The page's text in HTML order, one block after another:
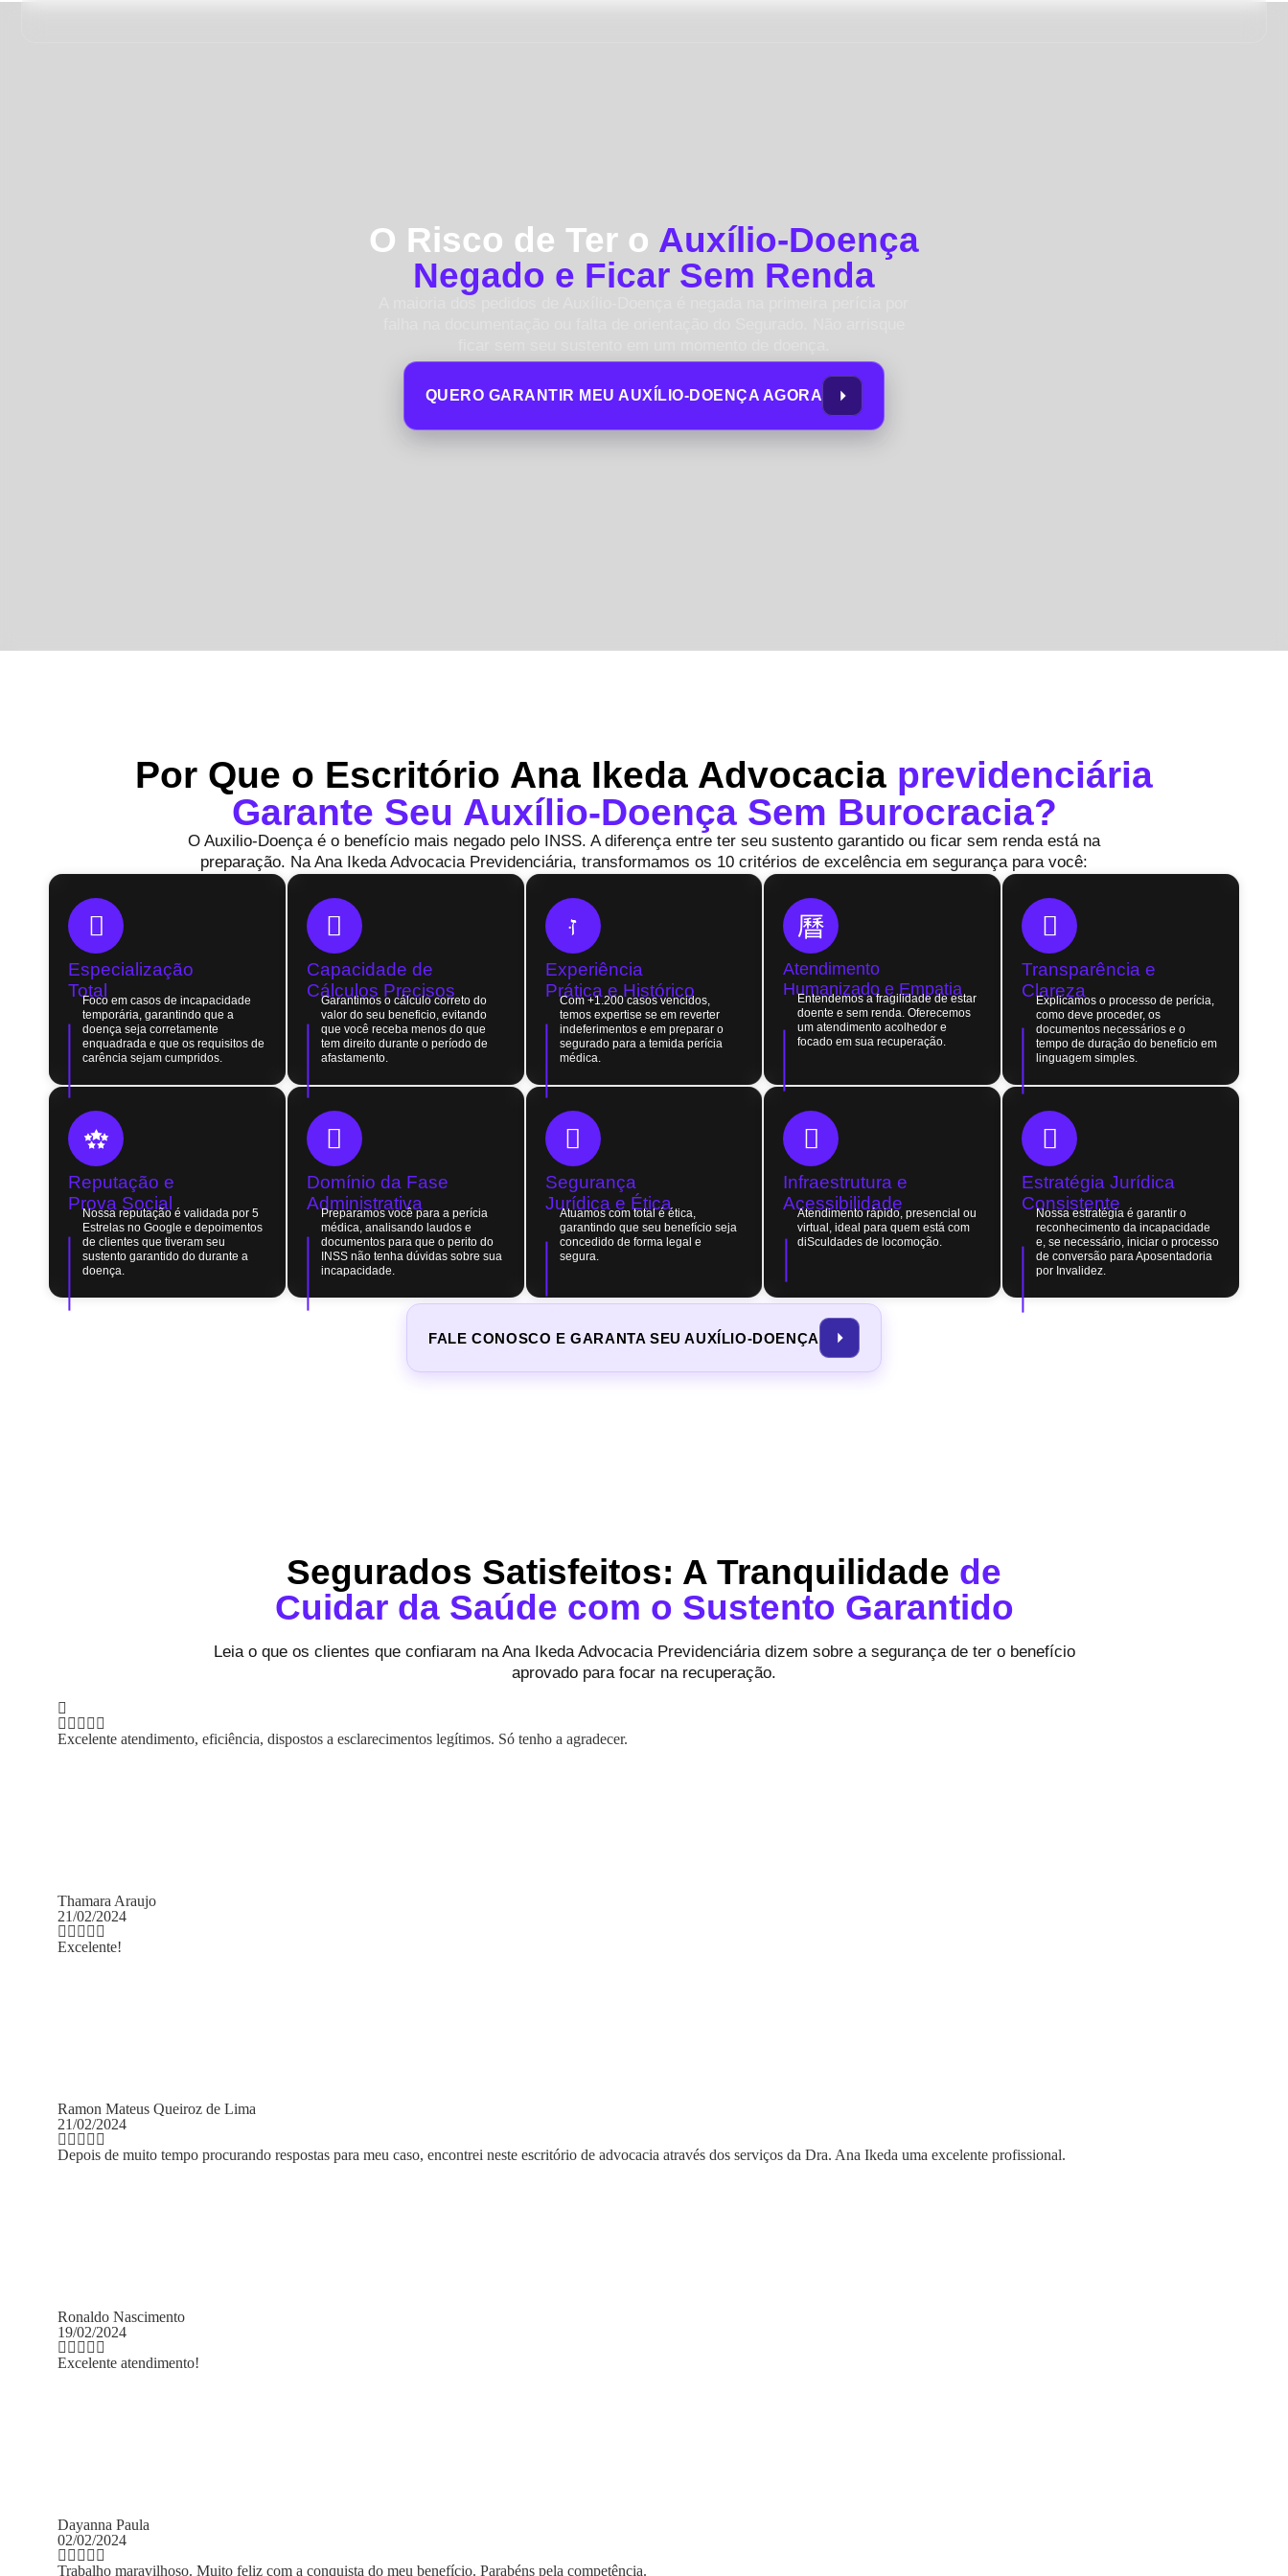
O Risco de Ter o Auxílio-Doença
Negado e Ficar Sem Renda
QUERO GARANTIR MEU AUXÍLIO-DOENÇA AGORA
Por Que o Escritório Ana Ikeda Advocacia previdenciária
Garante Seu Auxílio-Doença Sem Burocracia?
O Auxilio-Doença é o benefício mais negado pelo INSS. A diferença entre ter seu sustento garantido ou ficar sem renda está na
preparação. Na Ana Ikeda Advocacia Previdenciária, transformamos os 10 critérios de excelência em segurança para você:
Especialização
Total
Foco em casos de incapacidade
temporária, garantindo que a
doença seja corretamente
enquadrada e que os requisitos de
carência sejam cumpridos.
Capacidade de
Cálculos Precisos
Garantimos o cálculo correto do
valor do seu beneficio, evitando
que você receba menos do que
tem direito durante o período de
afastamento.
Experiência
Prática e Histórico
Com +1.200 casos vencidos,
temos expertise se em reverter
indeferimentos e em preparar o
segurado para a temida perícia
médica.
Atendimento
Humanizado e Empatia
Entendemos a fragilidade de estar
doente e sem renda. Oferecemos
um atendimento acolhedor e
focado em sua recuperação.
Transparência e
Clareza
Explicamos o processo de perícia,
como deve proceder, os
documentos necessários e o
tempo de duração do beneficio em
linguagem simples.
Reputação e
Prova Social
Nossa reputação é validada por 5
Estrelas no Google e depoimentos
de clientes que tiveram seu
sustento garantido do durante a
doença.
Domínio da Fase
Administrativa
Preparamos você para a perícia
médica, analisando laudos e
documentos para que o perito do
INSS não tenha dúvidas sobre sua
incapacidade.
Segurança
Jurídica e Ética
Atuamos com total é ética,
garantindo que seu benefício seja
concedido de forma legal e
segura.
Infraestrutura e
Acessibilidade
Atendimento rápido, presencial ou
virtual, ideal para quem está com
diSculdades de locomoção.
Estratégia Jurídica
Consistente
Nossa estratégia é garantir o
reconhecimento da incapacidade
e, se necessário, iniciar o processo
de conversão para Aposentadoria
por Invalidez.
FALE CONOSCO E GARANTA SEU AUXÍLIO-DOENÇA
Segurados Satisfeitos: A Tranquilidade de
Cuidar da Saúde com o Sustento Garantido
Leia o que os clientes que confiaram na Ana Ikeda Advocacia Previdenciária dizem sobre a segurança de ter o benefício
aprovado para focar na recuperação.
a esclarecimentos legítimos. Só tenho a agradecer.
para meu caso, encontrei neste escritório de advocacia através dos serviços da Dra. Ana Ikeda uma excelente profissional.
do meu benefício. Parabéns pela competência.